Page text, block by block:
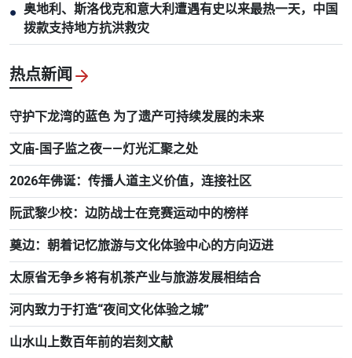
● 奥地利、斯洛伐克和意大利遭遇有史以来最热一天，中国
拨款支持地方抗洪救灾
热点新闻
守护下龙湾的蓝色 为了遗产可持续发展的未来
文庙-国子监之夜——灯光汇聚之处
2026年佛诞：传播人道主义价值，连接社区
阮武黎少校：边防战士在竞赛运动中的榜样
奠边：朝着记忆旅游与文化体验中心的方向迈进
太原省无争乡将有机茶产业与旅游发展相结合
河内致力于打造“夜间文化体验之城”
山水山上数百年前的岩刻文献